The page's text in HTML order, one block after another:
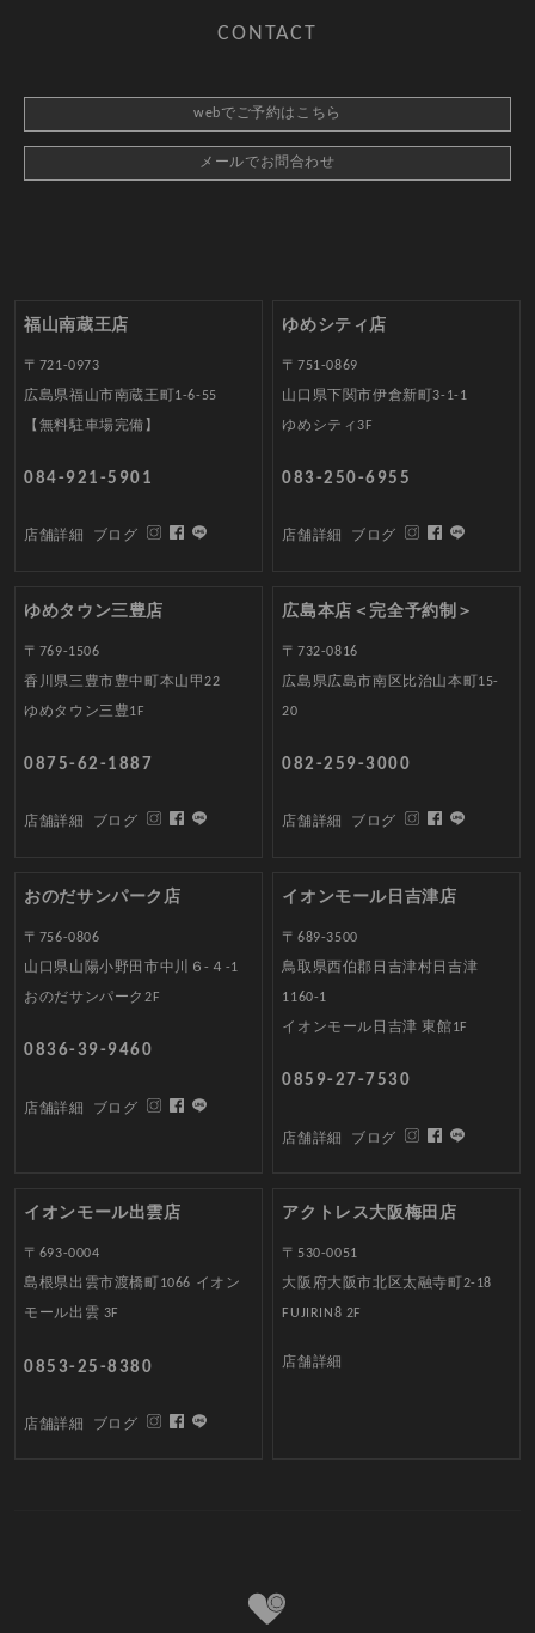
CONTACT
webでご予約はこちら
メールでお問合わせ
福山南蔵王店
〒721-0973
広島県福山市南蔵王町1-6-55
【無料駐車場完備】
084-921-5901
店舗詳細 ブログ
ゆめシティ店
〒751-0869
山口県下関市伊倉新町3-1-1
ゆめシティ3F
083-250-6955
店舗詳細 ブログ
ゆめタウン三豊店
〒769-1506
香川県三豊市豊中町本山甲22
ゆめタウン三豊1F
0875-62-1887
店舗詳細 ブログ
広島本店＜完全予約制＞
〒732-0816
広島県広島市南区比治山本町15-
20
082-259-3000
店舗詳細 ブログ
おのだサンパーク店
〒756-0806
山口県山陽小野田市中川６-４-1
おのだサンパーク2F
0836-39-9460
店舗詳細 ブログ
イオンモール日吉津店
〒689-3500
鳥取県西伯郡日吉津村日吉津
1160-1
イオンモール日吉津 東館1F
0859-27-7530
店舗詳細 ブログ
イオンモール出雲店
〒693-0004
島根県出雲市渡橋町1066 イオン
モール出雲 3F
0853-25-8380
店舗詳細 ブログ
アクトレス大阪梅田店
〒530-0051
大阪府大阪市北区太融寺町2-18
FUJIRIN8 2F
店舗詳細